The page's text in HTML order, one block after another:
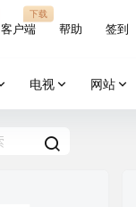
客户端
下载
帮助 签到
电视 网站